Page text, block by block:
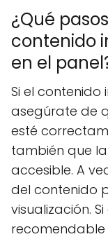
¿Qué
contenido
en el
Si el
asegúrate de
esté
también que
accesible. A
del contenido
visualización.